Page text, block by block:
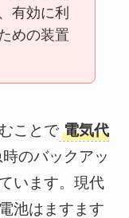
有効に利
めの装置
ことで 電気代
のバックアッ
います。現代
池はますます